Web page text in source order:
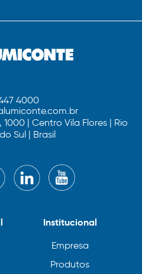
4000
| Centro Vila Flores | Rio
Sul | Brasil
Institucional
Empresa
Produtos